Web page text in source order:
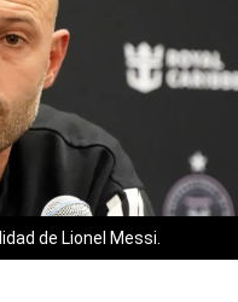
de Lionel Messi.